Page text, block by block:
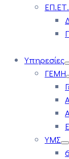
Υπηρεσίες
ΓΕΜΗ
ΥΜΣ